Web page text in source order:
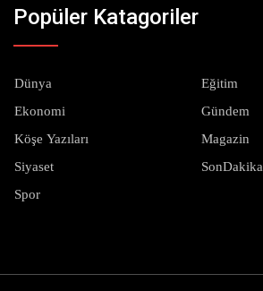
Popüler Katagoriler
Dünya Eğitim
Ekonomi Gündem
Köşe Yazıları Magazin
Siyaset SonDakika
Spor